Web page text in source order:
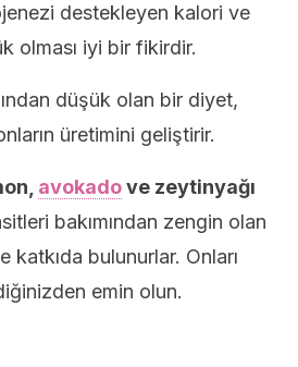
destekleyen kalori ve
olması iyi bir fikirdir.
düşük olan bir diyet,
üretimini geliştirir.
avokadove zeytinyağı
bakımından zengin olan
katkıda bulunurlar. Onları
emin olun.